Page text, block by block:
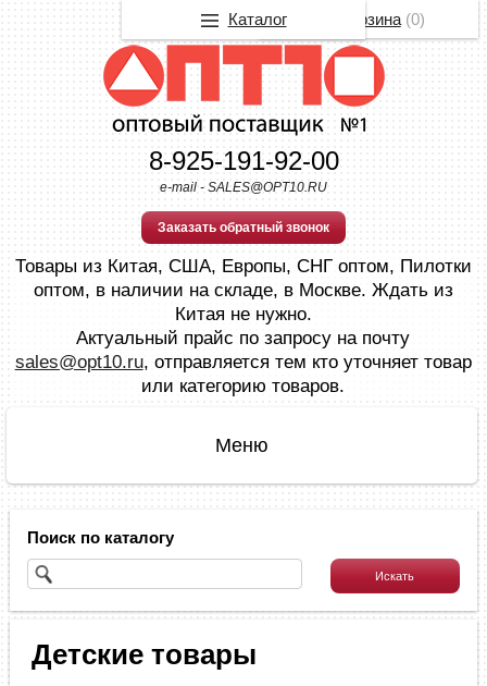
8-925-191-92-00
e-mail - SALES@OPT10.RU
Заказать обратный звонок
Товары из Китая, США, Европы, СНГ оптом, Пилотки
оптом, в наличии на складе, в Москве. Ждать из
Китая не нужно.
Актуальный прайс по запросу на почту
sales@opt10.ru, отправляется тем кто уточняет товар
или категорию товаров.
Поиск по каталогу
Детские товары
Корзина(0)
Каталог